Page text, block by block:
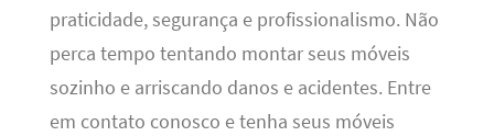
praticidade, segurança e profissionalismo. Não
perca tempo tentando montar seus móveis
sozinho e arriscando danos e acidentes. Entre
em contato conosco e tenha seus móveis